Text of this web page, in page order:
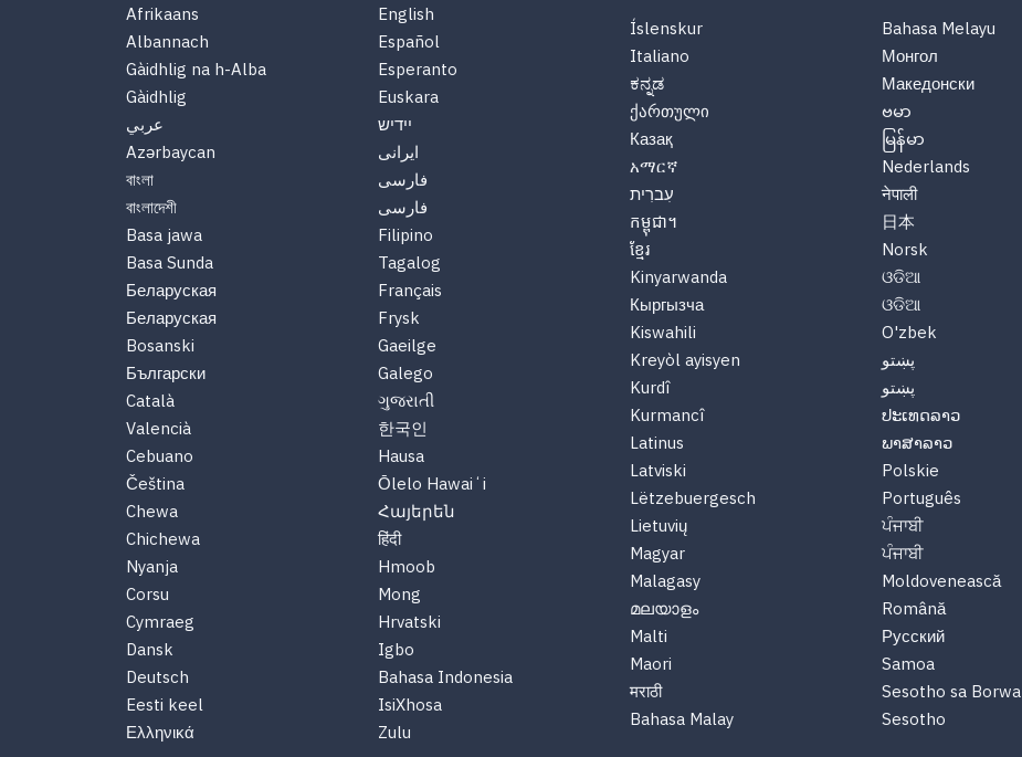
Afrikaans
Albannach
Gàidhlig na h-Alba
Gàidhlig
عربي
Azərbaycan
বাংলা
বাংলাদেশী
Basa jawa
Basa Sunda
Беларуская
Беларуская
Bosanski
Български
Català
Valencià
Cebuano
Čeština
Chewa
Chichewa
Nyanja
Corsu
Cymraeg
Dansk
Deutsch
Eesti keel
Ελληνικά
English
Español
Esperanto
Euskara
יידיש
ایرانی
فارسی
فارسی
Filipino
Tagalog
Français
Frysk
Gaeilge
Galego
ગુજરાતી
한국인
Hausa
Ōlelo Hawaiʻi
Հայերեն
हिंदी
Hmoob
Mong
Hrvatski
Igbo
Bahasa Indonesia
IsiXhosa
Zulu
Íslenskur
Italiano
ಕನ್ನಡ
ქართული
Казақ
አማርኛ
עִברִית
កម្ពុជា។
ខ្មែរ
Kinyarwanda
Кыргызча
Kiswahili
Kreyòl ayisyen
Kurdî
Kurmancî
Latinus
Latviski
Lëtzebuergesch
Lietuvių
Magyar
Malagasy
മലയാളം
Malti
Maori
मराठी
Bahasa Malay
Bahasa Melayu
Монгол
Македонски
ဗမာ
မြန်မာ
Nederlands
नेपाली
日本
Norsk
ଓଡିଆ
ଓଡିଆ
O'zbek
پښتو
پښتو
ປະເທດລາວ
ພາສາລາວ
Polskie
Português
ਪੰਜਾਬੀ
ਪੰਜਾਬੀ
Moldovenească
Română
Русский
Samoa
Sesotho sa Borwa
Sesotho